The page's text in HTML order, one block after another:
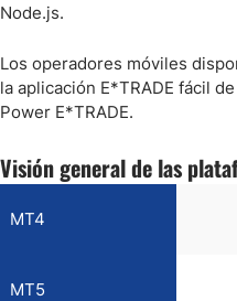
Node.js.
Los operadores móviles
la aplicación E*TRADE fácil
Power E*TRADE.
Visión general de las
MT4
MT5